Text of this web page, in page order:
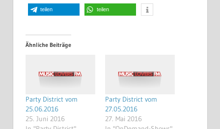
teilen teilen
Ähnliche Beiträge
Party District vom
25.06.2016
25. Juni 2016
Party District vom
27.05.2016
27. Mai 2016